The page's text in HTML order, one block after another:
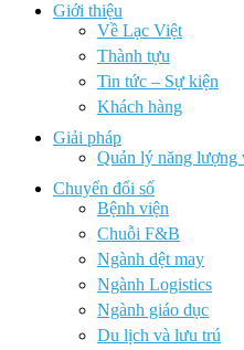
Giới thiệu
Về Lạc Việt
Thành tựu
Tin tức – Sự kiện
Khách hàng
Giải pháp
Quản lý năng lượng
Chuyển đổi số
Bệnh viện
Chuỗi F&B
Ngành dệt may
Ngành Logistics
Ngành giáo dục
Du lịch và lưu trú